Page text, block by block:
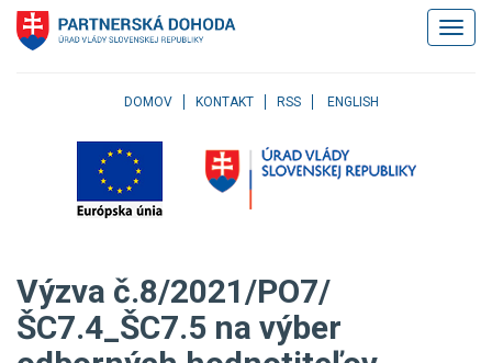
Klávesové
skratky
Skočiť
menu
Skočiť
na
užívateľské
DOMOV KONTAKT RSS ENGLISH
Výzva č.8/2021/PO7/
ŠC7.4_ŠC7.5 na výber